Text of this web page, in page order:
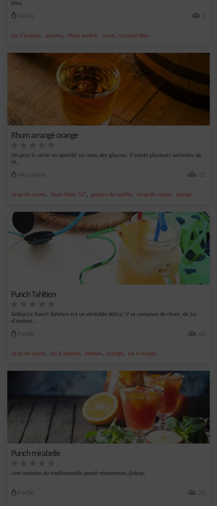
bleu.
Facile 1
jus d'ananas, ananas, rhum ambré, sucre, curaçao bleu
Rhum arrangé orange
On peut le servir en apéritif sec avec des glaçons. Il existe plusieurs variantes de
rh...
Moyenne 15
sirop de canne, rhum blanc 55°, gousse de vanille, sirop de canne, orange
Punch Tahitien
&nbsp;Le Punch Tahitien est un véritable délice! Il se compose de rhum, de jus
d'ananas...
Facile 40
sirop de canne, jus d'ananas, ananas, orange, jus d'orange
Punch mirabelle
Une variante du traditionnelle punch réunionnais.&nbsp;
Facile 20